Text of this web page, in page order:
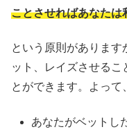
ことさせればあなたは
という原則がありま
ット、レイズさせるこ
とができます。よっ
あなたがベットし